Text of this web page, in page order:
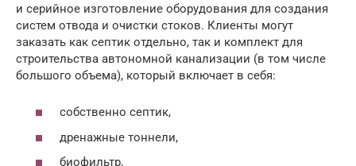
и серийное изготовление оборудования для создания
систем отвода и очистки стоков. Клиенты могут
заказать как септик отдельно, так и комплект для
строительства автономной канализации (в том числе
большого объема), который включает в себя:
собственно септик,
дренажные тоннели,
биофильтр,